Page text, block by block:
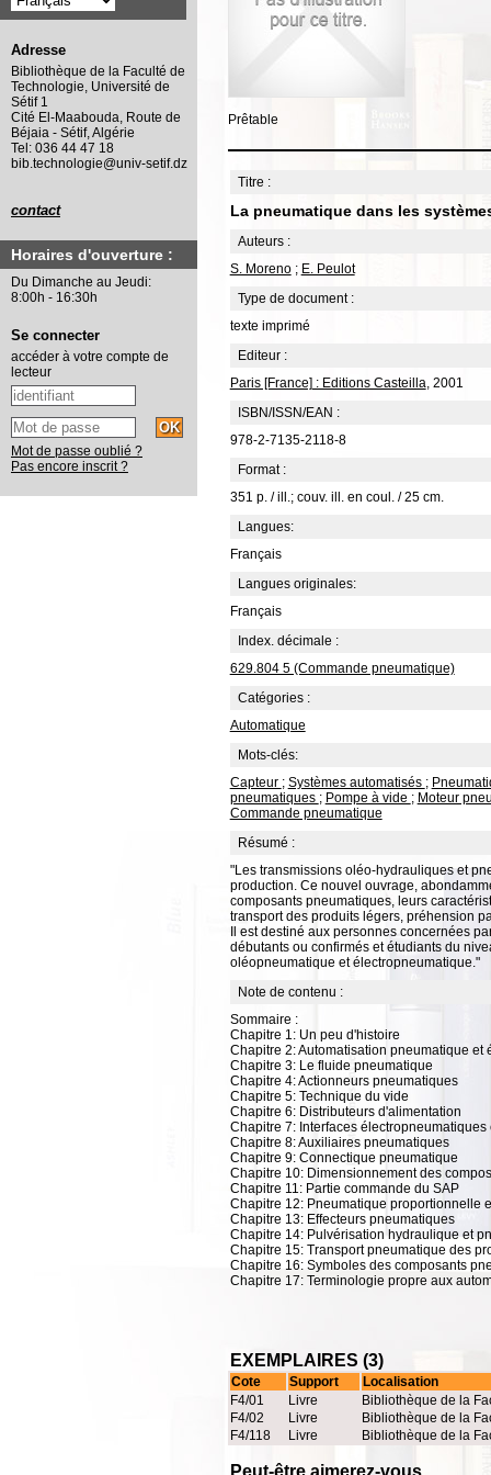
Prêtable
Titre :
La pneumatique dans les
Auteurs :
S. Moreno; E. Peulot
Type de document :
texte imprimé
Editeur :
Paris [France] : Editions Casteilla, 2001
ISBN/ISSN/EAN :
978-2-7135-2118-8
Format :
351 p. / ill.; couv. ill. en coul. / 25 cm.
Langues:
Français
Langues originales:
Français
Index. décimale :
629.804 5 (Commande pneumatique)
Catégories :
Automatique
Mots-clés:
Capteur ; Systèmes automatisés ;
pneumatiques ; Pompe à vide ; Moteur
Commande pneumatique
Résumé :
"Les transmissions oléo-hydrauliques et
production. Ce nouvel ouvrage,
composants pneumatiques, leurs
transport des produits légers, préhension
Il est destiné aux personnes concernées
débutants ou confirmés et étudiants du
oléopneumatique et électropneumatique."
Note de contenu :
Sommaire :
Chapitre 1: Un peu d'histoire
Chapitre 2: Automatisation pneumatique et
Chapitre 3: Le fluide pneumatique
Chapitre 4: Actionneurs pneumatiques
Chapitre 5: Technique du vide
Chapitre 6: Distributeurs d'alimentation
Chapitre 7: Interfaces
Chapitre 8: Auxiliaires pneumatiques
Chapitre 9: Connectique pneumatique
Chapitre 10: Dimensionnement des
Chapitre 11: Partie commande du SAP
Chapitre 12: Pneumatique proportionnelle
Chapitre 13: Effecteurs pneumatiques
Chapitre 14: Pulvérisation hydraulique et
Chapitre 15: Transport pneumatique des
Chapitre 16: Symboles des composants
Chapitre 17: Terminologie propre aux
EXEMPLAIRES (3)
Cote Support
Localisation
F4/01
Livre
Bibliothèque de la
F4/02
Livre
Bibliothèque de la
F4/118
Livre Bibliothèque de la
Peut-être aimerez-vous
Adresse
Bibliothèque de la Faculté de
Technologie, Université de
Sétif 1
Cité El-Maabouda, Route de
Béjaia - Sétif, Algérie
Tel: 036 44 47 18
bib.technologie@univ-setif.dz
contact
Horaires d'ouverture :
Du Dimanche au Jeudi:
8:00h - 16:30h
Se connecter
accéder à votre compte de
lecteur
Mot de passe oublié ?
Pas encore inscrit ?